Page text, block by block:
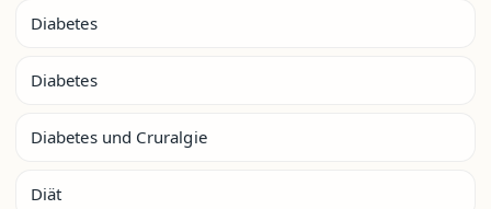
Diabetes
Diabetes
Diabetes und Cruralgie
Diät